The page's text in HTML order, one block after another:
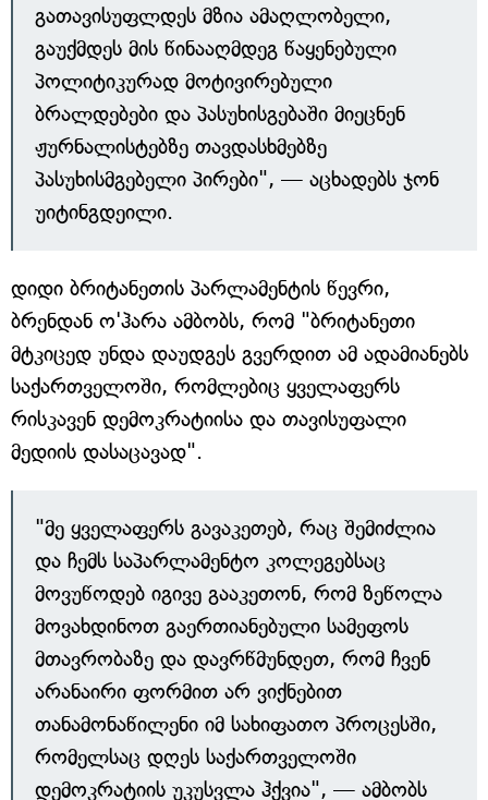
გათავისუფლდეს მზია ამაღლობელი,
გაუქმდეს მის წინააღმდეგ წაყენებული
პოლიტიკურად მოტივირებული
ბრალდებები და პასუხისგებაში მიეცნენ
ჟურნალისტებზე თავდასხმებზე
პასუხისმგებელი პირები", — აცხადებს ჯონ
უიტინგდეილი.
დიდი ბრიტანეთის პარლამენტის წევრი,
ბრენდან ო'ჰარა ამბობს, რომ "ბრიტანეთი
მტკიცედ უნდა დაუდგეს გვერდით ამ ადამიანებს
საქართველოში, რომლებიც ყველაფერს
რისკავენ დემოკრატიისა და თავისუფალი
მედიის დასაცავად".
"მე ყველაფერს გავაკეთებ, რაც შემიძლია
და ჩემს საპარლამენტო კოლეგებსაც
მოვუწოდებ იგივე გააკეთონ, რომ ზეწოლა
მოვახდინოთ გაერთიანებული სამეფოს
მთავრობაზე და დავრწმუნდეთ, რომ ჩვენ
არანაირი ფორმით არ ვიქნებით
თანამონაწილენი იმ სახიფათო პროცესში,
რომელსაც დღეს საქართველოში
დემოკრატიის უკუსვლა ჰქვია", — ამბობს